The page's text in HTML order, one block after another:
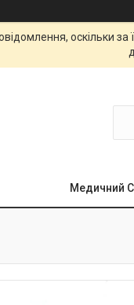
оскільки
Медичний